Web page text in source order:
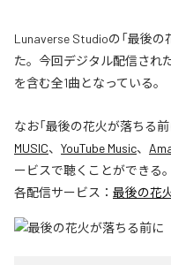
Lunaverse Studioの「最後
た。今回デジタル配信され
を含む全1曲となっている。
なお「最後の花火が落ちる前
MUSIC、 YouTube Music、
ービスで聴くことができる。
各配信サービス： 最後の花